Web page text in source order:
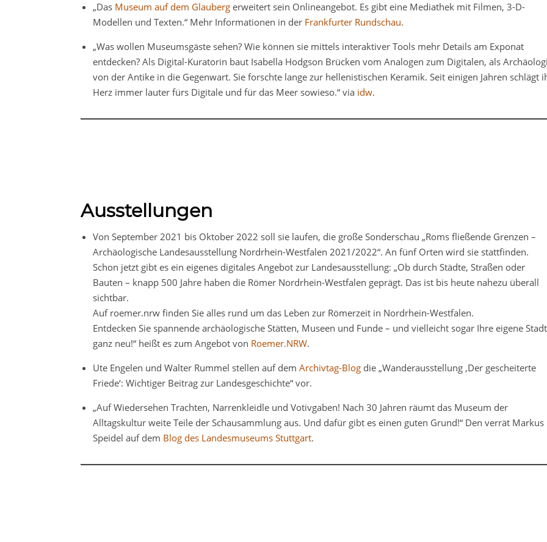
„Das Museum auf dem Glauberg erweitert sein Onlineangebot. Es gibt eine Mediathek mit Filmen, 3-D-
Modellen und Texten.“ Mehr Informationen in der Frankfurter Rundschau.
„Was wollen Museumsgäste sehen? Wie können sie mittels interaktiver Tools mehr Details am Exponat
entdecken? Als Digital-Kuratorin baut Isabella Hodgson Brücken vom Analogen zum Digitalen, als
von der Antike in die Gegenwart. Sie forschte lange zur hellenistischen Keramik. Seit einigen Jahren schlägt
Herz immer lauter fürs Digitale und für das Meer sowieso.“ via idw.
Ausstellungen
Von September 2021 bis Oktober 2022 soll sie laufen, die große Sonderschau „Roms fließende Grenzen –
Archäologische Landesausstellung Nordrhein-Westfalen 2021/2022“. An fünf Orten wird sie stattfinden.
Schon jetzt gibt es ein eigenes digitales Angebot zur Landesausstellung: „Ob durch Städte, Straßen oder
Bauten – knapp 500 Jahre haben die Römer Nordrhein-Westfalen geprägt. Das ist bis heute nahezu überall
sichtbar.
Auf roemer.nrw finden Sie alles rund um das Leben zur Römerzeit in Nordrhein-Westfalen.
Entdecken Sie spannende archäologische Stätten, Museen und Funde – und vielleicht sogar Ihre eigene Stadt
ganz neu!“ heißt es zum Angebot von Roemer.NRW.
Ute Engelen und Walter Rummel stellen auf dem Archivtag-Blog die „Wanderausstellung ‚Der gescheiterte
Friede‘: Wichtiger Beitrag zur Landesgeschichte“ vor.
„Auf Wiedersehen Trachten, Narrenkleidle und Votivgaben! Nach 30 Jahren räumt das Museum der
Alltagskultur weite Teile der Schausammlung aus. Und dafür gibt es einen guten Grund!“ Den verrät Markus
Speidel auf dem Blog des Landesmuseums Stuttgart.